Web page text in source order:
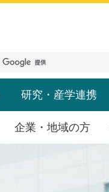
研究・産学連携
企業・地域の方